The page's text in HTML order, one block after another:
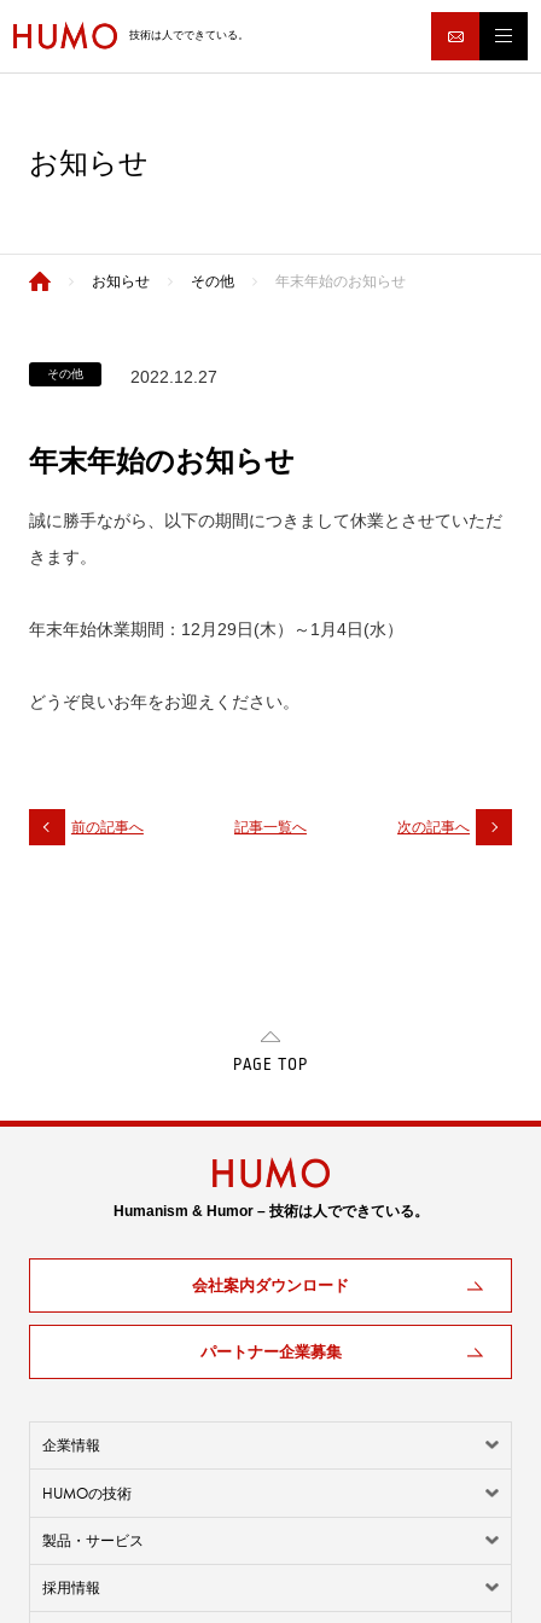
技術は人でできている。
お知らせ
お知らせ その他 年末年始のお知らせ
その他 2022.12.27
年末年始のお知らせ
誠に勝手ながら、以下の期間につきまして休業とさせていただ
きます。
年末年始休業期間：12月29日(木）～1月4日(水）
どうぞ良いお年をお迎えください。
前の記事へ 記事一覧へ 次の記事へ
PAGE TOP
Humanism & Humor – 技術は人でできている。
会社案内ダウンロード
パートナー企業募集
企業情報
HUMOの技術
製品・サービス
採用情報